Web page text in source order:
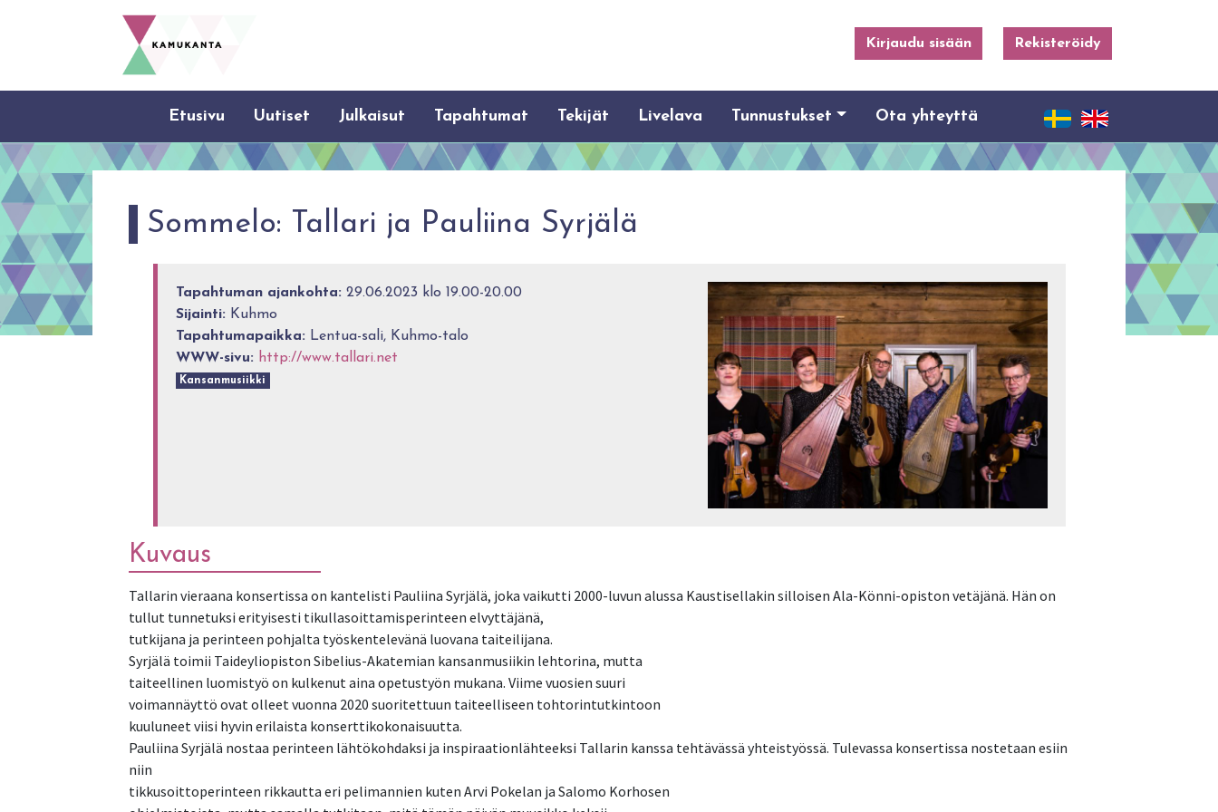
Kirjaudu sisään Rekisteröidy
Etusivu Uutiset Julkaisut Tapahtumat Tekijät Livelava Tunnustukset Ota yhteyttä
Sommelo: Tallari ja Pauliina Syrjälä
Tapahtuman ajankohta: 29.06.2023 klo 19.00-20.00
Sijainti: Kuhmo
Tapahtumapaikka: Lentua-sali, Kuhmo-talo
WWW-sivu: http://www.tallari.net
Kansanmusiikki
Kuvaus
Tallarin vieraana konsertissa on kantelisti Pauliina Syrjälä, joka vaikutti 2000-luvun alussa Kaustisellakin silloisen Ala-Könni-opiston vetäjänä. Hän on
tullut tunnetuksi erityisesti tikullasoittamisperinteen elvyttäjänä,
tutkijana ja perinteen pohjalta työskentelevänä luovana taiteilijana.
Syrjälä toimii Taideyliopiston Sibelius-Akatemian kansanmusiikin lehtorina, mutta
taiteellinen luomistyö on kulkenut aina opetustyön mukana. Viime vuosien suuri
voimannäyttö ovat olleet vuonna 2020 suoritettuun taiteelliseen tohtorintutkintoon
kuuluneet viisi hyvin erilaista konserttikokonaisuutta.
Pauliina Syrjälä nostaa perinteen lähtökohdaksi ja inspiraationlähteeksi Tallarin kanssa tehtävässä yhteistyössä. Tulevassa konsertissa nostetaan esiin
niin
tikkusoittoperinteen rikkautta eri pelimannien kuten Arvi Pokelan ja Salomo Korhosen